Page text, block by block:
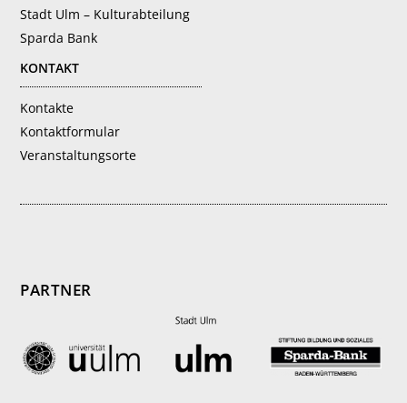
Stadt Ulm – Kulturabteilung
Sparda Bank
KONTAKT
Kontakte
Kontaktformular
Veranstaltungsorte
PARTNER